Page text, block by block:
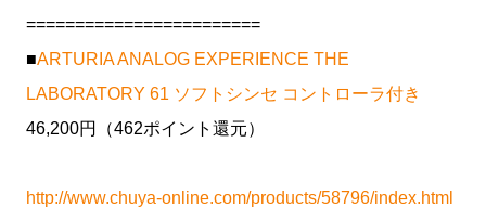
========================
■ARTURIA ANALOG EXPERIENCE THE
LABORATORY 61 ソフトシンセ コントローラ付き
46,200円（462ポイント還元）
http://www.chuya-online.com/products/58796/index.html